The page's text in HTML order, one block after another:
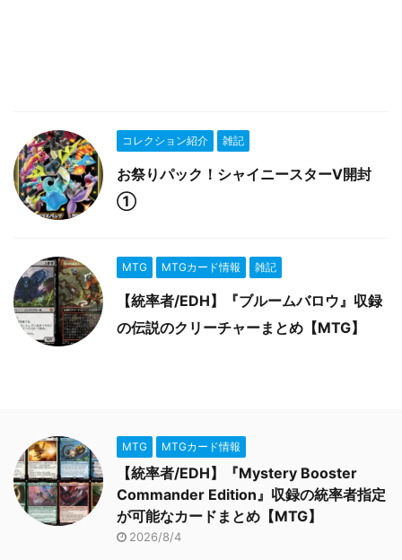
コレクション紹介 雑記
お祭りパック！シャイニースターV開封
①
MTG MTGカード情報 雑記
【統率者/EDH】『ブルームバロウ』収録
の伝説のクリーチャーまとめ【MTG】
MTG MTGカード情報
【統率者/EDH】『Mystery Booster
Commander Edition』収録の統率者指定
が可能なカードまとめ【MTG】
2026/8/4